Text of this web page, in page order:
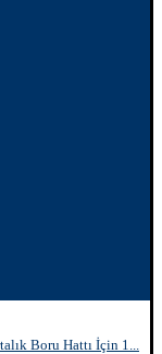
Boru Hattı İçin 1...